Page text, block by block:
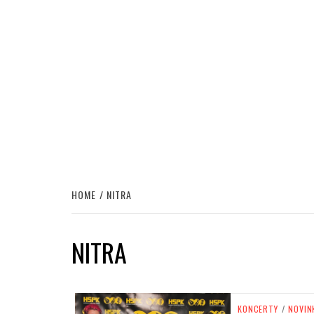
HOME NITRA
NITRA
KONCERTY /